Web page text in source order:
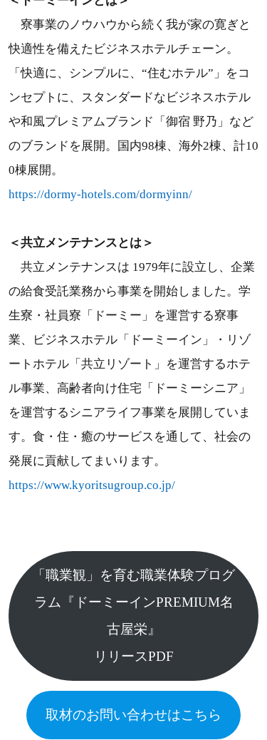
寮事業のノウハウから続く我が家の寛ぎと
快適性を備えたビジネスホテルチェーン。
「快適に、シンプルに、“住むホテル”」をコ
ンセプトに、スタンダードなビジネスホテル
や和風プレミアムブランド「御宿 野乃」など
のブランドを展開。国内98棟、海外2棟、計10
0棟展開。
https://dormy-hotels.com/dormyinn/
＜共立メンテナンスとは＞
共立メンテナンスは 1979年に設立し、企業
の給食受託業務から事業を開始しました。学
生寮・社員寮「ドーミー」を運営する寮事
業、ビジネスホテル「ドーミーイン」・リゾ
ートホテル「共立リゾート」を運営するホテ
ル事業、高齢者向け住宅「ドーミーシニア」
を運営するシニアライフ事業を展開していま
す。食・住・癒のサービスを通して、社会の
発展に貢献してまいります。
https://www.kyoritsugroup.co.jp/
「職業観」を育む職業体験プログ
ラム『ドーミーインPREMIUM名
古屋栄』
リリースPDF
取材のお問い合わせはこちら